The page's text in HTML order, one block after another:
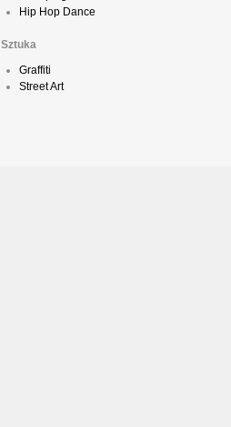
Hip Hop Dance
Sztuka
Graffiti
Street Art